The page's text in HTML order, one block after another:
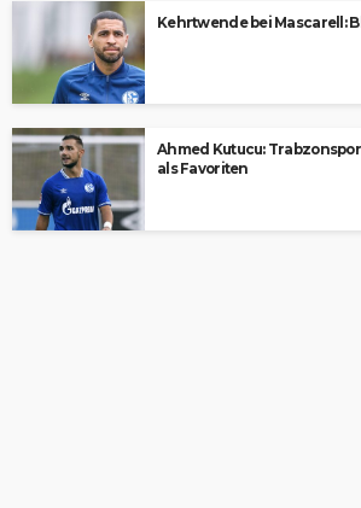
Kehrtwende bei Mascarell:
Ahmed Kutucu:
als Favoriten